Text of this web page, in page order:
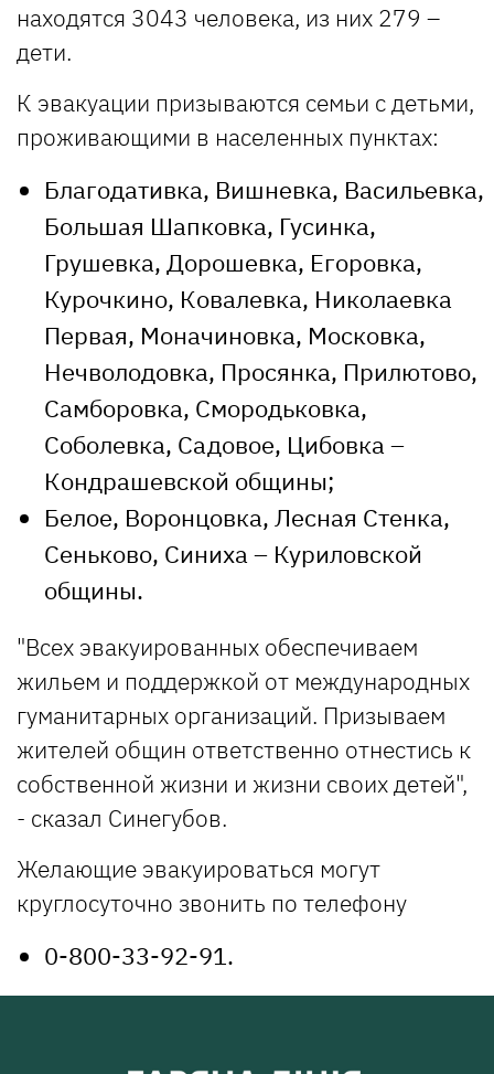
находятся 3043 человека, из них 279 –
дети.
К эвакуации призываются семьи с детьми,
проживающими в населенных пунктах:
Благодативка, Вишневка, Васильевка,
Большая Шапковка, Гусинка,
Грушевка, Дорошевка, Егоровка,
Курочкино, Ковалевка, Николаевка
Первая, Моначиновка, Московка,
Нечволодовка, Просянка, Прилютово,
Самборовка, Смородьковка,
Соболевка, Садовое, Цибовка –
Кондрашевской общины;
Белое, Воронцовка, Лесная Стенка,
Сеньково, Синиха – Куриловской
общины.
"Всех эвакуированных обеспечиваем
жильем и поддержкой от международных
гуманитарных организаций. Призываем
жителей общин ответственно отнестись к
собственной жизни и жизни своих детей",
- сказал Синегубов.
Желающие эвакуироваться могут
круглосуточно звонить по телефону
0-800-33-92-91.